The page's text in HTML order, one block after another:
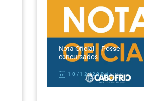
Nota Oficial – Posse
concursados
10/12/2024